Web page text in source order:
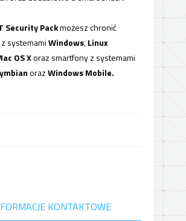
Security Packmożesz chronić
systemamiWindows,Linux
OS Xoraz smartfony z systemami
orazWindows Mobile.
KONTAKTOWE